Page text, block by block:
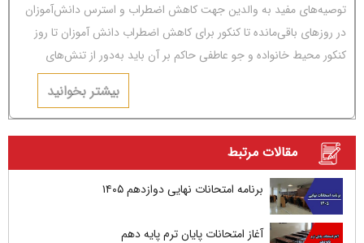
توصیه‌های مفید به والدین جهت کاهش اضطراب و استرس دانش‌آموزان
در روزهای باقی‌مانده تا کنکور برای کاهش اضطراب دانش آموزان تا روز
کنکور محیط خانواده و جو عاطفی حاکم بر آن باید به‌دور از تنش‌های
بیشتر بخوانید
مقالات مرتبط
برنامه امتحانات نهایی دوازدهم ۱۴۰۵
آغاز امتحانات پایان ترم پایه دهم